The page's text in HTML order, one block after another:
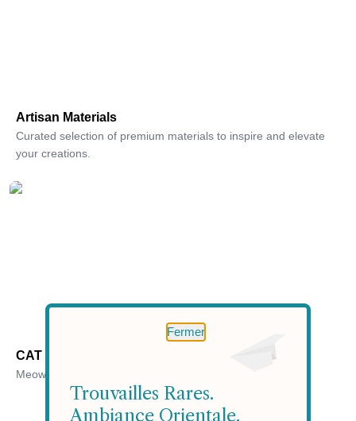
Artisan Materials
Curated selection of premium materials to inspire and elevate
your creations.
CAT LOVERS Unite
Meow Meow Meow Meow
Fermer
Trouvailles Rares.
Ambiance Orientale.